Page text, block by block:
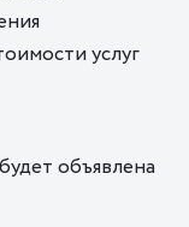
услуг
объявлена